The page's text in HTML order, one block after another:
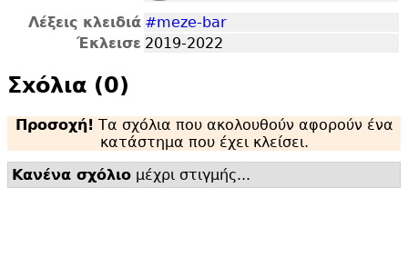
Λέξεις κλειδιά #meze-bar
Έκλεισε 2019-2022
Σxόλια (0)
Προσοχή! Τα σχόλια που ακολουθούν αφορούν ένα
κατάστημα που έχει κλείσει.
Κανένα σχόλιο μέχρι στιγμής...